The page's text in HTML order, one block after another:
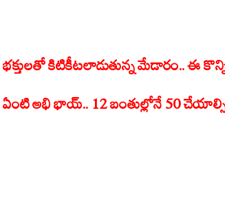
భక్తులతో కిటికీటలాడుతున్న మేడారం.. ఈ
ఏంటి అభి భాయ్.. 12 బంతుల్లోనే 50